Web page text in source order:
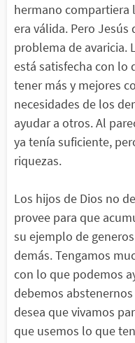
hermano compartiera
era válida. Pero
problema de avaricia.
está satisfecha con lo
tener más y mejores
necesidades de los
ayudar a otros. Al
ya tenía suficiente,
riquezas.
Los hijos de Dios no
provee para que
su ejemplo de
demás. Tengamos
con lo que podemos
debemos abstenernos
desea que vivamos
que usemos lo que